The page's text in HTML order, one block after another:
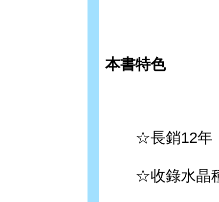
本書特色
☆長銷12年
☆收錄水晶種